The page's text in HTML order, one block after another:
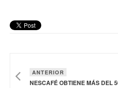
ANTERIOR